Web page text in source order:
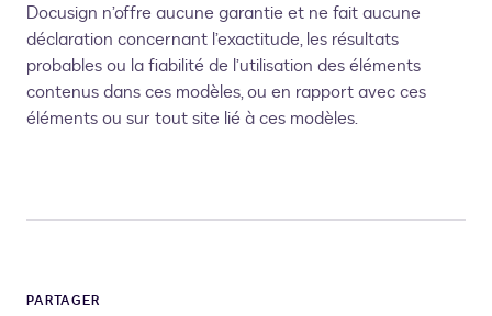
Docusign n’offre aucune garantie et ne fait aucune
déclaration concernant l’exactitude, les résultats
probables ou la fiabilité de l’utilisation des éléments
contenus dans ces modèles, ou en rapport avec ces
éléments ou sur tout site lié à ces modèles.
PARTAGER